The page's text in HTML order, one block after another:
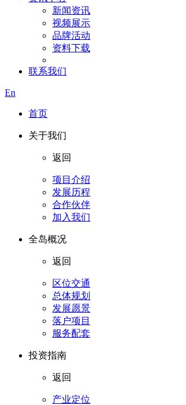
新闻资讯
视频展示
品牌活动
资料下载
联系我们
En
首页
关于我们
返回
项目介绍
发展历程
合作伙伴
加入我们
全岛概况
返回
区位交通
总体规划
发展愿景
落户项目
服务配套
投资指南
返回
产业定位